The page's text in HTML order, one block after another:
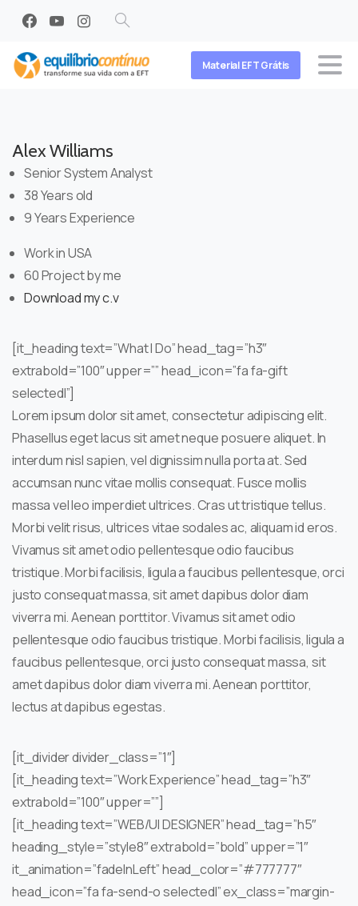
Search
Material EFT Grátis
Alex Williams
Senior System Analyst
38 Years old
9 Years Experience
Work in USA
60 Project by me
Download my c.v
[it_heading text=”What I Do” head_tag=”h3″
extrabold=”100″ upper=”” head_icon=”fa fa-gift
selectedI”]
Lorem ipsum dolor sit amet, consectetur adipiscing elit.
Phasellus eget lacus sit amet neque posuere aliquet. In
interdum nisl sapien, vel dignissim nulla porta at. Sed
accumsan nunc vitae mollis consequat. Fusce mollis
massa vel leo imperdiet ultrices. Cras ut tristique tellus.
Morbi velit risus, ultrices vitae sodales ac, aliquam id eros.
Vivamus sit amet odio pellentesque odio faucibus
tristique. Morbi facilisis, ligula a faucibus pellentesque, orci
justo consequat massa, sit amet dapibus dolor diam
viverra mi. Aenean porttitor. Vivamus sit amet odio
pellentesque odio faucibus tristique. Morbi facilisis, ligula a
faucibus pellentesque, orci justo consequat massa, sit
amet dapibus dolor diam viverra mi. Aenean porttitor,
lectus at dapibus egestas.
[it_divider divider_class=”1″]
[it_heading text=”Work Experience” head_tag=”h3″
extrabold=”100″ upper=””]
[it_heading text=”WEB/UI DESIGNER” head_tag=”h5″
heading_style=”style8″ extrabold=”bold” upper=”1″
it_animation=”fadeInLeft” head_color=”#777777″
head_icon=”fa fa-send-o selectedI” ex_class=”margin-